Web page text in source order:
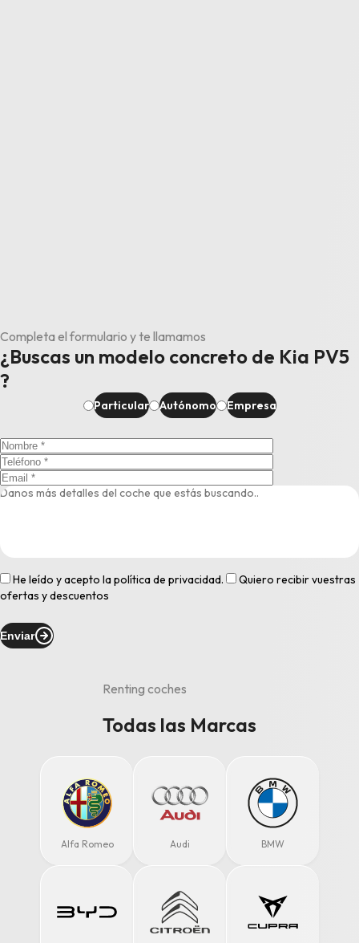
Completa el formulario y te llamamos
¿Buscas un modelo concreto de Kia PV5
?
Particular Autónomo Empresa
He leído y acepto lapolítica de privacidad.
Quiero recibir vuestras
ofertas y descuentos
Enviar
Renting coches
Todas las Marcas
Alfa Romeo Audi BMW